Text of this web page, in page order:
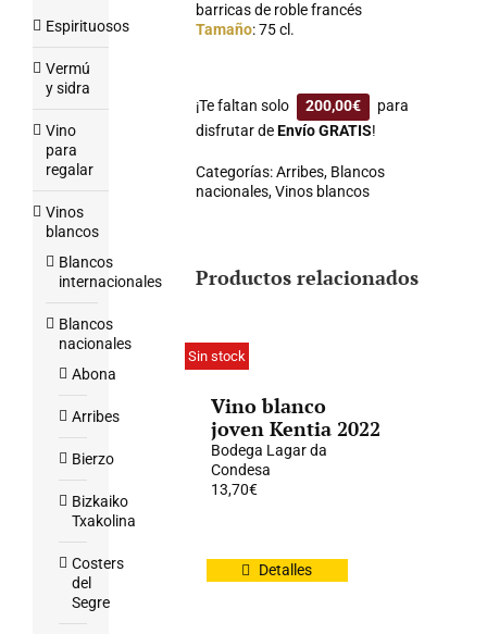
barricas de roble francés
Tamaño: 75 cl.
¡Te faltan solo 200,00€
para
disfrutar deEnvío GRATIS!
Categorías:Arribes, Blancos
nacionales,Vinos blancos
Productos relacionados
Sin stock
Vino blanco
joven Kentia 2022
Bodega Lagar da
Condesa
13,70€
Detalles
Espirituosos
Vermú
y sidra
Vino
para
regalar
Vinos
blancos
Blancos
internacionales
Blancos
nacionales
Abona
Arribes
Bierzo
Bizkaiko
Txakolina
Costers
del
Segre